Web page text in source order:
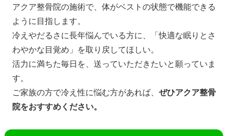
アクア整骨院の施術で、体がベストの状態で機能できる
ように目指します。
冷えやだるさに長年悩んでいる方に、「快適な眠りとさ
わやかな目覚め」を取り戻してほしい。
活力に満ちた毎日を、送っていただきたいと願っていま
す。
ご家族の方で冷え性に悩む方があれば、 ぜひアクア整骨
院をおすすめください。